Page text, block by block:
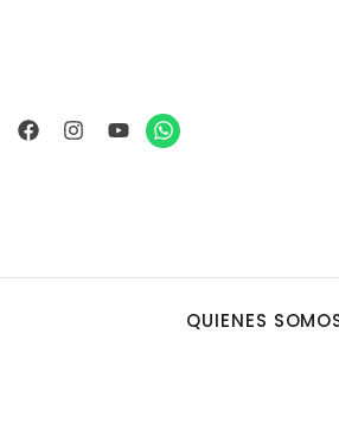
FacebookInstagram
YoutubeWhatsapp
QUIENES